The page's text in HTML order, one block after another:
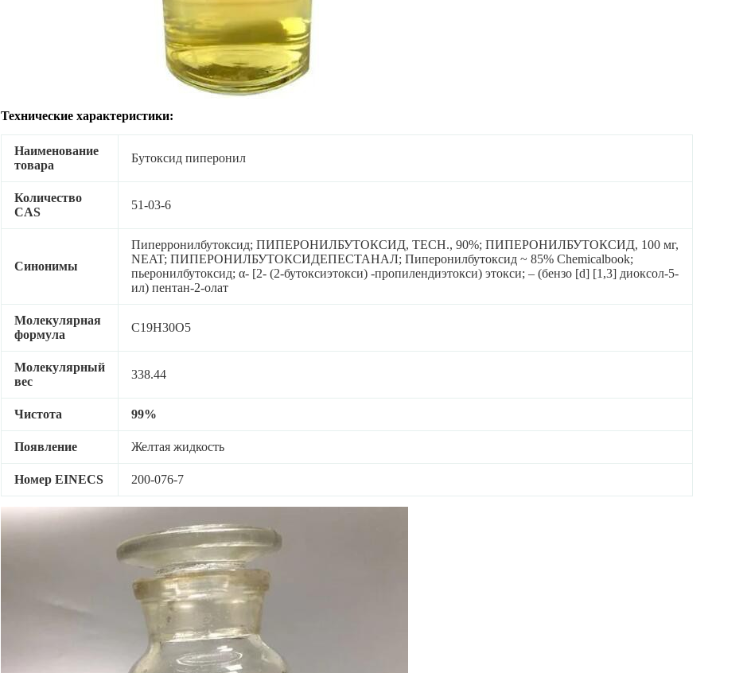
Технические характеристики:
Наименование
товара
Бутоксид пиперонил
Количество
CAS
51-03-6
Синонимы
Пиперронилбутоксид; ПИПЕРОНИЛБУТОКСИД, TECH., 90%; ПИПЕРОНИЛБУТОКСИД, 100 мг,
NEAT; ПИПЕРОНИЛБУТОКСИДЕПЕСТАНАЛ; Пиперонилбутоксид ~ 85% Chemicalbook;
пьеронилбутоксид; α- [2- (2-бутоксиэтокси) -пропилендиэтокси) этокси; – (бензо [d] [1,3] диоксол-5-
ил) пентан-2-олат
Молекулярная
формула
C19H30O5
Молекулярный
вес
338.44
Чистота 99%
Появление Желтая жидкость
Номер EINECS 200-076-7